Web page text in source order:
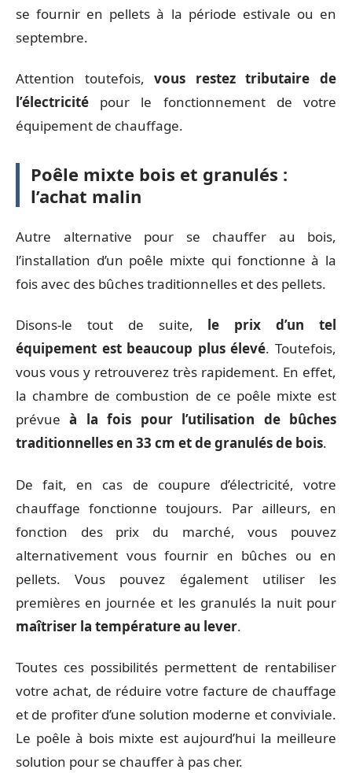
se fournir en pellets à la période estivale ou en
septembre.
Attention toutefois,vous restez tributaire de
l’électricité pour le fonctionnement de votre
équipement de chauffage.
Poêle mixte bois et granulés :
l’achat malin
Autre alternative pour se chauffer au bois,
l’installation d’un poêle mixte qui fonctionne à la
fois avec des bûches traditionnelles et des pellets.
Disons-le tout de suite, le prix d’un tel
équipement est beaucoup plus élevé. Toutefois,
vous vous y retrouverez très rapidement. En effet,
la chambre de combustion de ce poêle mixte est
prévueà la fois pour l’utilisation de bûches
traditionnelles en 33 cm et de granulés de bois.
De fait, en cas de coupure d’électricité, votre
chauffage fonctionne toujours. Par ailleurs, en
fonction des prix du marché, vous pouvez
alternativement vous fournir en bûches ou en
pellets. Vous pouvez également utiliser les
premières en journée et les granulés la nuit pour
maîtriser la température au lever.
Toutes ces possibilités permettent de rentabiliser
votre achat, de réduire votre facture de chauffage
et de profiter d’une solution moderne et conviviale.
Le poêle à bois mixte est aujourd’hui la meilleure
solution pour se chauffer à pas cher.